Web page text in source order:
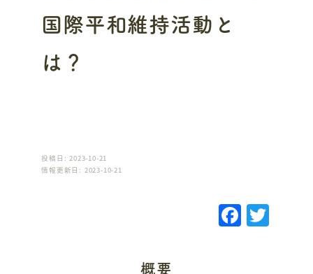
国際平和維持活動と
は？
投稿日: 2023-10-21
情報更新日: 2023-10-21
F
a
T
概要